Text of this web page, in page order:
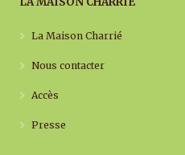
La Maison Charrié
Nous contacter
Accès
Presse